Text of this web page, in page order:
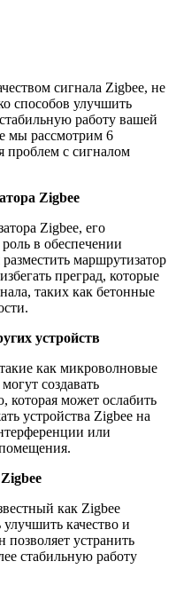
сигнала Zigbee, не
способов улучшить
работу вашей
мы рассмотрим 6
проблем с сигналом
Zigbee
Zigbee, его
в обеспечении
маршрутизатор
преград, которые
таких как бетонные
устройств
как микроволновые
создавать
может ослабить
устройства Zigbee на
или
как Zigbee
качество и
позволяет устранить
стабильную работу